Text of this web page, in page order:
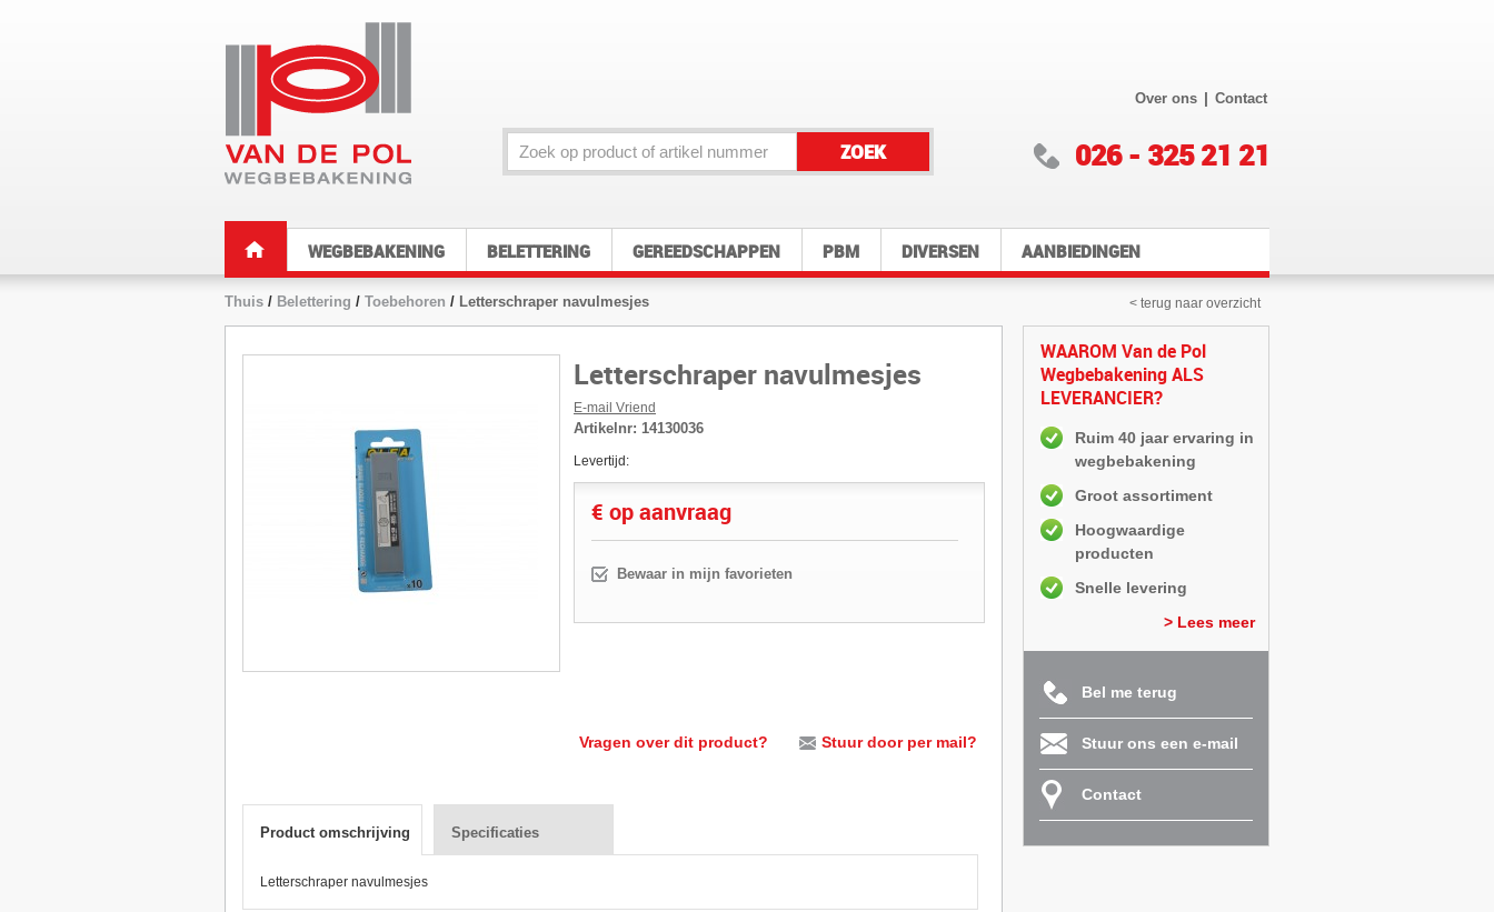
ZOEK
Over ons | Contact
026 - 325 21 21
WEGBEBAKENING BELETTERING GEREEDSCHAPPEN PBM DIVERSEN AANBIEDINGEN
Thuis / Belettering / Toebehoren / Letterschraper navulmesjes < terug naar overzicht
Letterschraper navulmesjes
E-mail Vriend
Artikelnr: 14130036
Levertijd:
€ op aanvraag
Bewaar in mijn favorieten
Vragen over dit product? Stuur door per mail?
Product omschrijving Specificaties
Letterschraper navulmesjes
WAAROM Van de Pol
Wegbebakening ALS
LEVERANCIER?
Ruim 40 jaar ervaring in
wegbebakening
Groot assortiment
Hoogwaardige
producten
Snelle levering
> Lees meer
Bel me terug
Stuur ons een e-mail
Contact